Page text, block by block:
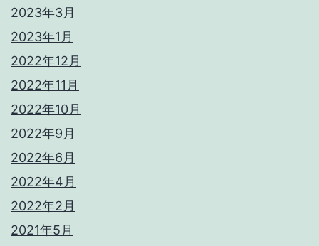
2023年3月
2023年1月
2022年12月
2022年11月
2022年10月
2022年9月
2022年6月
2022年4月
2022年2月
2021年5月